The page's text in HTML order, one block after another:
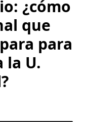
¿cómo
que
para
la U.